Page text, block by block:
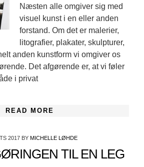
Næsten alle omgiver sig med
visuel kunst i en eller anden
forstand. Om det er malerier,
litografier, plakater, skulpturer,
anden kunstform vi omgiver os
Det afgørende er, at vi føler
i privat
READ MORE
2017 BY MICHELLE LØHDE
TIL EN LEG